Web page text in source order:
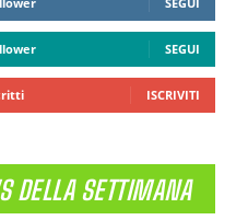
SEGUI
ISCRIVITI
DELLA SETTIMANA